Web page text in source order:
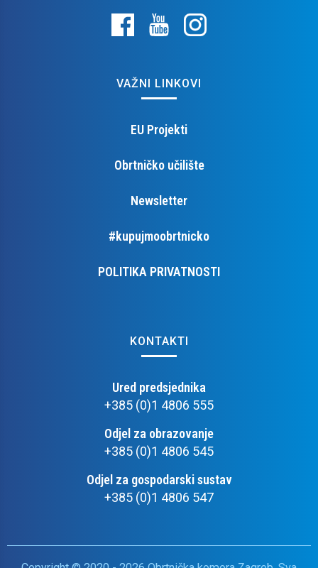
VAŽNI LINKOVI
EU Projekti
Obrtničko učilište
Newsletter
#kupujmoobrtnicko
POLITIKA PRIVATNOSTI
KONTAKTI
Ured predsjednika
+385 (0)1 4806 555
Odjel za obrazovanje
+385 (0)1 4806 545
Odjel za gospodarski sustav
+385 (0)1 4806 547